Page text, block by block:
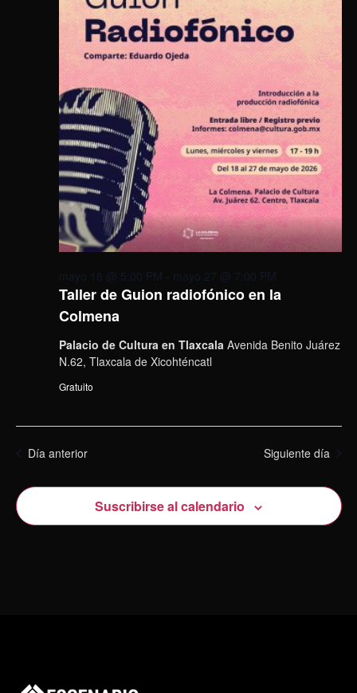
Taller de Guion radiofónico en la
Colmena
mayo 18 @ 5:00 PM - mayo 27 @ 7:00 PM
Palacio de Cultura en Tlaxcala Avenida Benito Juárez
N.62, Tlaxcala de Xicohténcatl
Gratuito
Día anterior Siguiente día
Suscribirse al calendario